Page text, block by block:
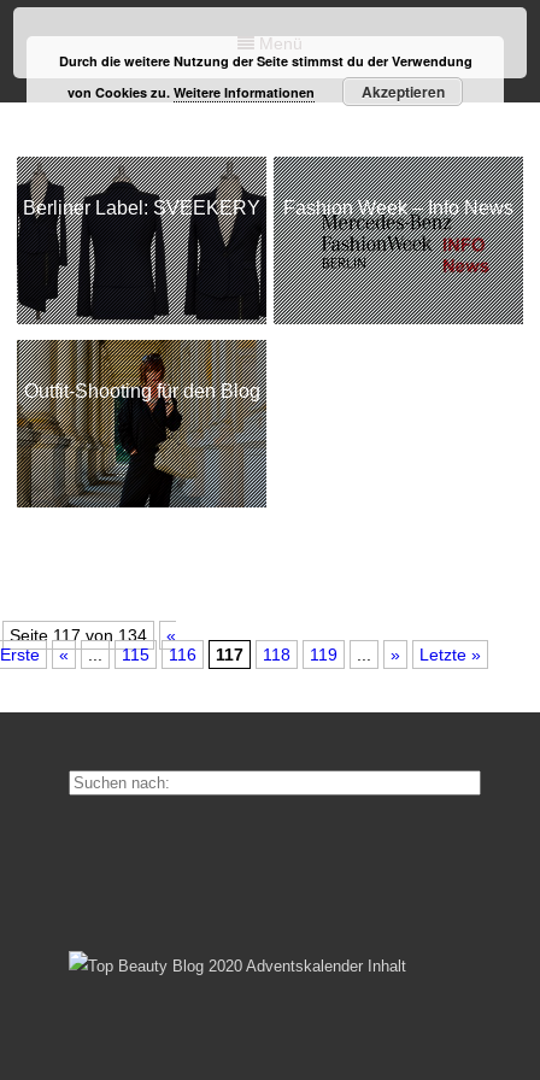
Menü
Berliner Label: SVEEKERY Fashion Week – Info News
Outfit-Shooting für den Blog
Seite 117 von 134
«
Erste
« ... 115 116 117 118 119 » Letzte »
Durch die weitere Nutzung der Seite stimmst du der Verwendung
von Cookies zu.Weitere Informationen Akzeptieren